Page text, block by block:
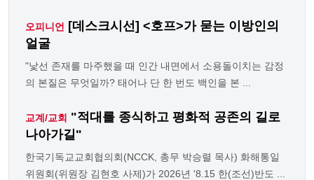
오피니언 [데스크시선] <호프>가 묻는 이방인의
얼굴
"낯선 존재를 마주했을 때 인간 내면에서 소용돌이치는 감정
의 본질은 무엇일까? 태어나 단 한 번도 백인을 본 ...
교계/교회 "적대를 종식하고 평화적 공존의 길로
나아가길"
한국기독교교회협의회(NCCK, 총무 박승렬 목사) 화해통일
위원회(위원장 김현호 사제)가 2026년 '8.15 한(조선)반도 ...